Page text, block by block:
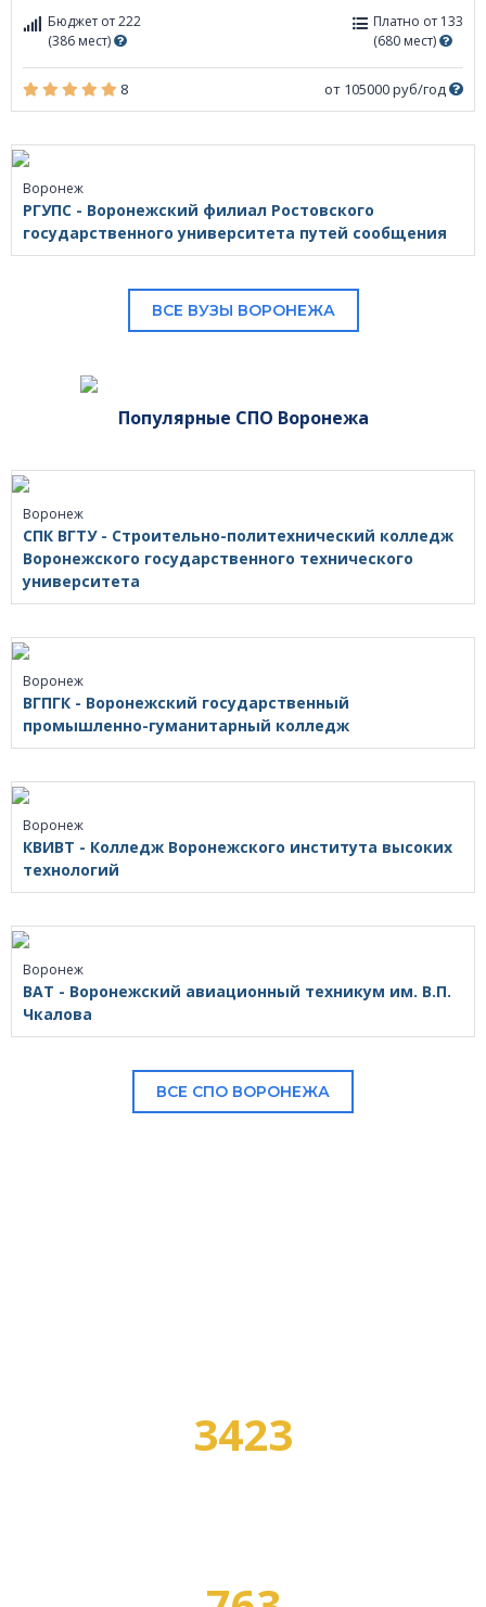
Бюджет от 222
(386 мест)
Платно от 133
(680 мест)
8 от 105000 руб/год
Воронеж
РГУПС - Воронежский филиал Ростовского
государственного университета путей сообщения
ВСЕ ВУЗЫ ВОРОНЕЖА
Популярные СПО Воронежа
Воронеж
СПК ВГТУ - Строительно-политехнический колледж
Воронежского государственного технического
университета
Воронеж
ВГПГК - Воронежский государственный
промышленно-гуманитарный колледж
Воронеж
КВИВТ - Колледж Воронежского института высоких
технологий
Воронеж
ВАТ - Воронежский авиационный техникум им. В.П.
Чкалова
ВСЕ СПО ВОРОНЕЖА
3423